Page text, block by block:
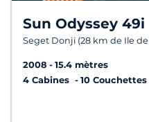
Sun Odyssey 49i
Seget Donji (28 km de Ile
2008
15.4 mètres
4 Cabines
10 Couchettes